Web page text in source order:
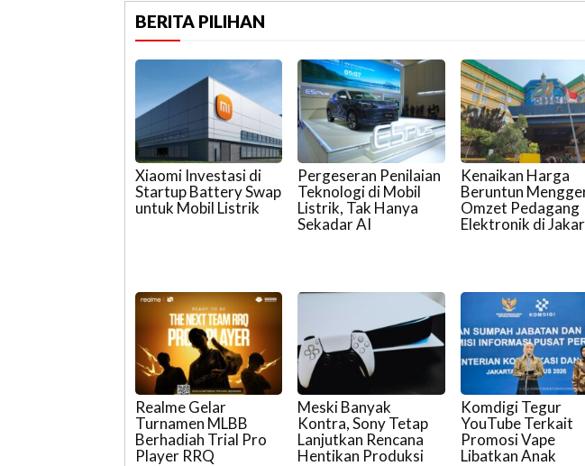
BERITA PILIHAN
Xiaomi Investasi di
Startup Battery Swap
untuk Mobil Listrik
Pergeseran Penilaian
Teknologi di Mobil
Listrik, Tak Hanya
Sekadar AI
Kenaikan Harga
Beruntun
Omzet Pedagang
Elektronik di
Realme Gelar
Turnamen MLBB
Berhadiah Trial Pro
Player RRQ
Meski Banyak
Kontra, Sony Tetap
Lanjutkan Rencana
Hentikan Produksi
Komdigi Tegur
YouTube Terkait
Promosi Vape
Libatkan Anak